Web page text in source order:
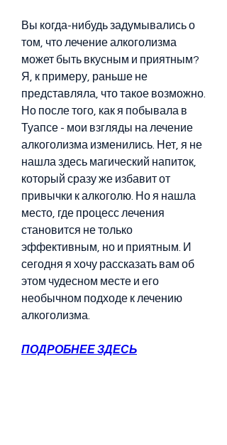
Вы когда-нибудь задумывались о
том, что лечение алкоголизма
может быть вкусным и приятным?
Я, к примеру, раньше не
представляла, что такое возможно.
Но после того, как я побывала в
Туапсе - мои взгляды на лечение
алкоголизма изменились. Нет, я не
нашла здесь магический напиток,
который сразу же избавит от
привычки к алкоголю. Но я нашла
место, где процесс лечения
становится не только
эффективным, но и приятным. И
сегодня я хочу рассказать вам об
этом чудесном месте и его
необычном подходе к лечению
алкоголизма.
ПОДРОБНЕЕ ЗДЕСЬ